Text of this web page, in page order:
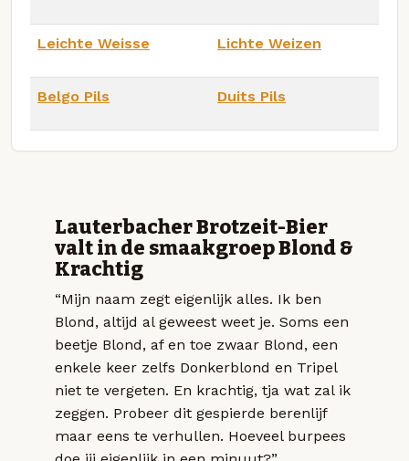
Leichte Weisse Lichte Weizen
Belgo Pils Duits Pils
Lauterbacher Brotzeit-Bier
valt in de smaakgroep Blond &
Krachtig
“Mijn naam zegt eigenlijk alles. Ik ben
Blond, altijd al geweest weet je. Soms een
beetje Blond, af en toe zwaar Blond, een
enkele keer zelfs Donkerblond en Tripel
niet te vergeten. En krachtig, tja wat zal ik
zeggen. Probeer dit gespierde berenlijf
maar eens te verhullen. Hoeveel burpees